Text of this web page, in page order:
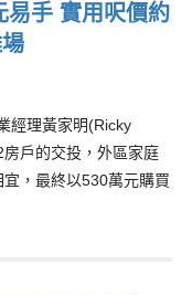
易手 實用呎價約
經理黃家明(Ricky
戶的交投，外區家庭
，最終以530萬元購買